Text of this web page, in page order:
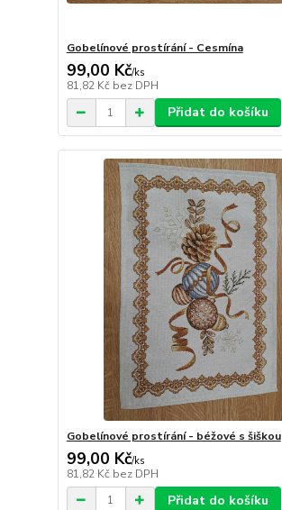
Gobelínové prostírání - Cesmína
99,00 Kč/ks
81,82 Kč bez DPH
Přidat do košíku
Gobelínové prostírání - béžové s šiškou
99,00 Kč/ks
81,82 Kč bez DPH
Přidat do košíku